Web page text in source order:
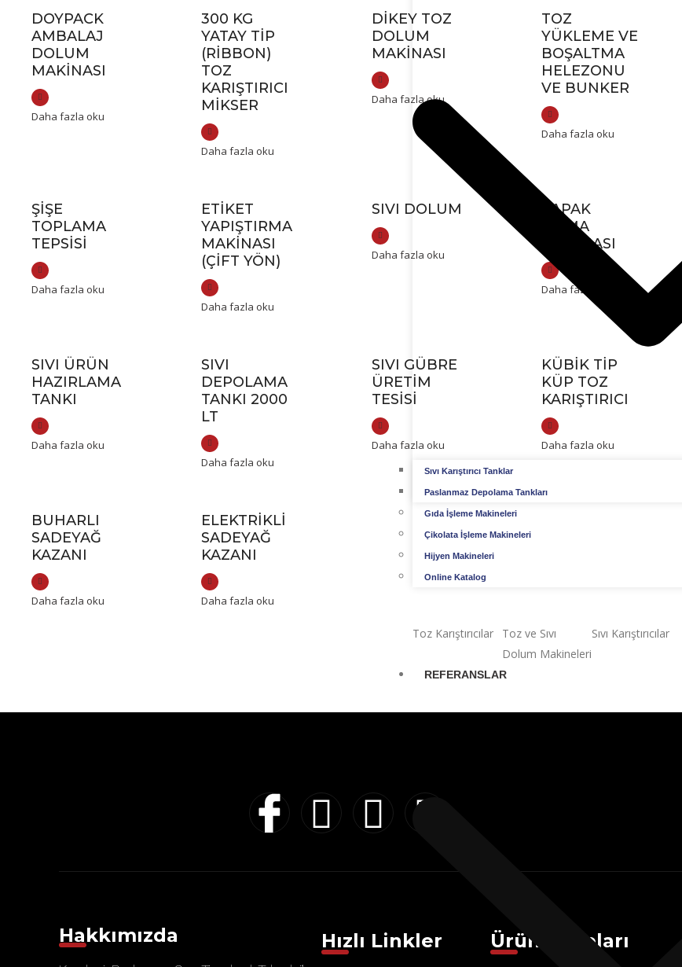
Sıvı Karıştırıcı Tanklar
Paslanmaz Depolama Tankları
Gıda İşleme Makineleri
Çikolata İşleme Makineleri
Hijyen Makineleri
Online Katalog
Toz Karıştırıcılar
Toz ve Sıvı
Dolum Makineleri​
Sıvı Karıştırıcılar
REFERANSLAR
DOYPACK
AMBALAJ
DOLUM
MAKINASI
Daha fazla oku
300 KG
YATAY TIP
(RIBBON)
TOZ
KARIŞTIRICI
MIKSER
Daha fazla oku
DIKEY TOZ
DOLUM
MAKINASI
Daha fazla oku
TOZ
YÜKLEME VE
BOŞALTMA
HELEZONU
VE BUNKER
Daha fazla oku
ŞIŞE
TOPLAMA
TEPSISI
Daha fazla oku
ETIKET
YAPIŞTIRMA
MAKINASI
(ÇIFT YÖN)
Daha fazla oku
SIVI DOLUM
Daha fazla oku
KAPAK
SIKMA
MAKINASI
Daha fazla oku
SIVI ÜRÜN
HAZIRLAMA
TANKI
Daha fazla oku
SIVI
DEPOLAMA
TANKI 2000
LT
Daha fazla oku
SIVI GÜBRE
ÜRETIM
TESISI
Daha fazla oku
KÜBIK TIP
KÜP TOZ
KARIŞTIRICI
Daha fazla oku
BUHARLI
SADEYAĞ
KAZANI
Daha fazla oku
ELEKTRIKLI
SADEYAĞ
KAZANI
Daha fazla oku
Hakkımızda Hızlı Linkler Ürün Grupları